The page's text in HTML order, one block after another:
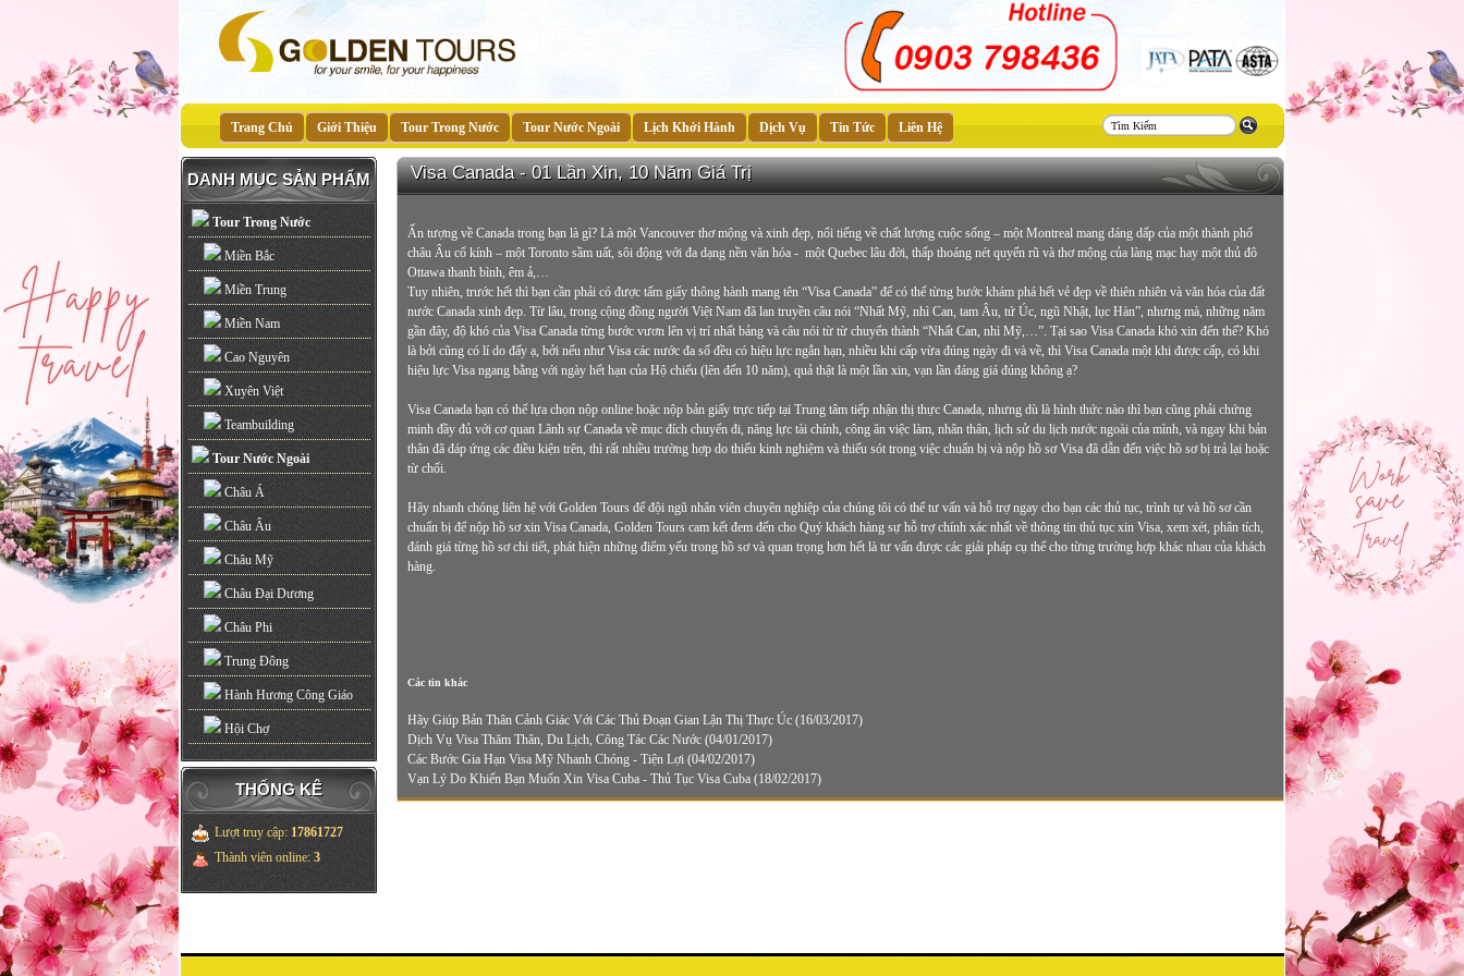
Trang Chủ Giới Thiệu Tour Trong Nước Tour Nước Ngoài Lịch Khởi Hành Dịch Vụ Tin Tức Liên Hệ
Thiết
kế
website
DANH MỤC SẢN PHẨM
Tour Trong Nước
Miền Bắc
Miền Trung
Miền Nam
Cao Nguyên
Xuyên Việt
Teambuilding
Tour Nước Ngoài
Châu Á
Châu Âu
Châu Mỹ
Châu Đại Dương
Châu Phi
Trung Đông
Hành Hương Công Giáo
Hội Chợ
THỐNG KÊ
Lượt truy cập: 17861727
Thành viên online: 3
Visa Canada - 01 Lần Xin, 10 Năm Giá Trị
Ấn tượng về Canada trong bạn là gì? Là một Vancouver thơ mộng và xinh đẹp, nổi tiếng về chất lượng cuộc sống – một Montreal mang dáng dấp của một thành phố
châu Âu cổ kính – một Toronto sầm uất, sôi động với đa dạng nền văn hóa - một Quebec lâu đời, thấp thoáng nét quyến rũ và thơ mộng của làng mạc hay một thủ đô
Ottawa thanh bình, êm ả,…
Tuy nhiên, trước hết thì bạn cần phải có được tấm giấy thông hành mang tên “Visa Canada” để có thể từng bước khám phá hết vẻ đẹp về thiên nhiên và văn hóa của đất
nước Canada xinh đẹp. Từ lâu, trong cộng đồng người Việt Nam đã lan truyền câu nói “Nhất Mỹ, nhì Can, tam Âu, tứ Úc, ngũ Nhật, lục Hàn”, nhưng mà, những năm
gần đây, độ khó của Visa Canada từng bước vươn lên vị trí nhất bảng và câu nói từ từ chuyển thành “Nhất Can, nhì Mỹ,…”. Tại sao Visa Canada khó xin đến thế? Khó
là bởi cũng có lí do đấy ạ, bởi nếu như Visa các nước đa số đều có hiệu lực ngắn hạn, nhiều khi cấp vừa đúng ngày đi và về, thì Visa Canada một khi được cấp, có khi
hiệu lực Visa ngang bằng với ngày hết hạn của Hộ chiếu (lên đến 10 năm), quả thật là một lần xin, vạn lần đáng giá đúng không ạ?
Visa Canada bạn có thể lựa chọn nộp online hoặc nộp bản giấy trực tiếp tại Trung tâm tiếp nhận thị thực Canada, nhưng dù là hình thức nào thì bạn cũng phải chứng
minh đầy đủ với cơ quan Lãnh sự Canada về mục đích chuyến đi, năng lực tài chính, công ăn việc làm, nhân thân, lịch sử du lịch nước ngoài của mình, và ngay khi bản
thân đã đáp ứng các điều kiện trên, thì rất nhiều trường hợp do thiếu kinh nghiệm và thiếu sót trong việc chuẩn bị và nộp hồ sơ Visa đã dẫn đến việc hồ sơ bị trả lại hoặc
từ chối.
Hãy nhanh chóng liên hệ với Golden Tours để đội ngũ nhân viên chuyên nghiệp của chúng tôi có thể tư vấn và hỗ trợ ngay cho bạn các thủ tục, trình tự và hồ sơ cần
chuẩn bị để nộp hồ sơ xin Visa Canada, Golden Tours cam kết đem đến cho Quý khách hàng sự hỗ trợ chính xác nhất về thông tin thủ tục xin Visa, xem xét, phân tích,
đánh giá từng hồ sơ chi tiết, phát hiện những điểm yếu trong hồ sơ và quan trọng hơn hết là tư vấn được các giải pháp cụ thể cho từng trường hợp khác nhau của khách
hàng.
Các tin khác
Hãy Giúp Bản Thân Cảnh Giác Với Các Thủ Đoạn Gian Lận Thị Thực Úc (16/03/2017)
Dịch Vụ Visa Thăm Thân, Du Lịch, Công Tác Các Nước(04/01/2017)
Các Bước Gia Hạn Visa Mỹ Nhanh Chóng - Tiện Lợi (04/02/2017)
Vạn Lý Do Khiến Bạn Muốn Xin Visa Cuba - Thủ Tục Visa Cuba (18/02/2017)